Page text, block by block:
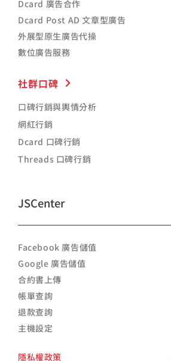
Dcard 廣告合作
Dcard Post AD 文章型廣告
外展型原生廣告代操
數位廣告服務
社群口碑
口碑行銷與輿情分析
網紅行銷
Dcard 口碑行銷
Threads 口碑行銷
JSCenter
Facebook 廣告儲值
Google 廣告儲值
合約書上傳
帳單查詢
退款查詢
主機設定
隱私權政策